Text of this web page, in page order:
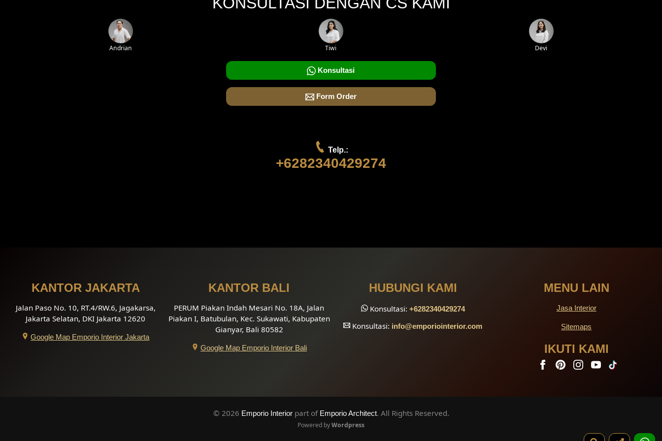
Andrian Tiwi Devi
Konsultasi
Form Order
Telp.:
+6282340429274
KANTOR JAKARTA
Jalan Paso No. 10, RT.4/RW.6, Jagakarsa,
Jakarta Selatan, DKI Jakarta 12620
Google Map Emporio Interior Jakarta
KANTOR BALI
PERUM Piakan Indah Mesari No. 18A, Jalan
Piakan I, Batubulan, Kec. Sukawati, Kabupaten
Gianyar, Bali 80582
Google Map Emporio Interior Bali
HUBUNGI KAMI
Konsultasi: +6282340429274
Konsultasi: info@emporiointerior.com
MENU LAIN
Sitemaps
IKUTI KAMI
Powered byWordpress